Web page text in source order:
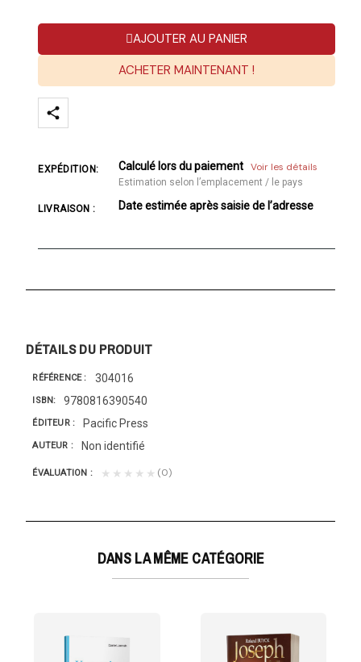
AJOUTER AU PANIER
ACHETER MAINTENANT !
EXPÉDITION: Calculé lors du paiement Voir les détails
Estimation selon l’emplacement / le pays
LIVRAISON : Date estimée après saisie de l’adresse
DÉTAILS DU PRODUIT
RÉFÉRENCE 304016
ISBN 9780816390540
ÉDITEUR Pacific Press
AUTEUR Non identifié
ÉVALUATION ★★★★★ (0)
DANS LA MÊME CATÉGORIE